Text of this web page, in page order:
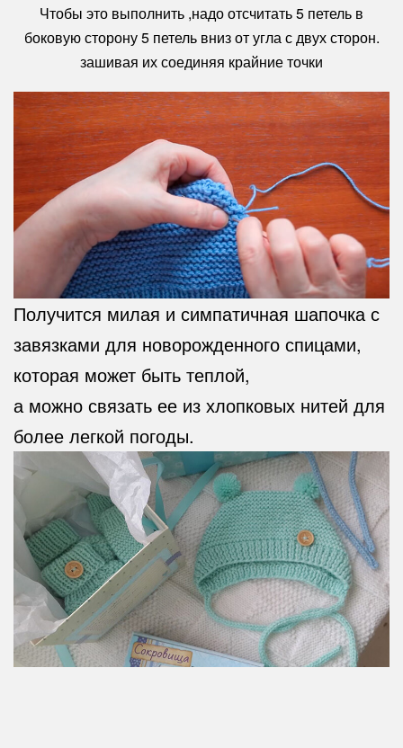
Чтобы это выполнить ,надо отсчитать 5 петель в
боковую сторону 5 петель вниз от угла с двух сторон.
зашивая их соединяя крайние точки
Получится милая и симпатичная шапочка с
завязками для новорожденного спицами,
которая может быть теплой,
а можно связать ее из хлопковых нитей для
более легкой погоды.